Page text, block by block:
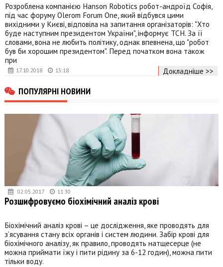
17.10.2018 13:18
Розроблена компанією Hanson Robotics робот-андроїд Софія,
під час форуму Olerom Forum One, який відбувся цими
вихідними у Києві, відповіла на запитання організаторів: "Хто
буде наступним президентом України", інформує ТСН. За її
словами, вона не любить політику, однак впевнена, що "робот
був би хорошим президентом". Перед початком вона також
при
Докладніше >>
ПОПУЛЯРНІ НОВИНИ
02.05.2017 11:30
Розшифровуємо біохімічний аналіз крові
Біохімічний аналіз крові – це дослідження, яке проводять для
з’ясування стану всіх органів і систем людини. Забір крові для
біохімічного аналізу, як правило, проводять натщесерце (не
можна приймати їжу і пити рідину за 6-12 годин), можна пити
тільки воду.